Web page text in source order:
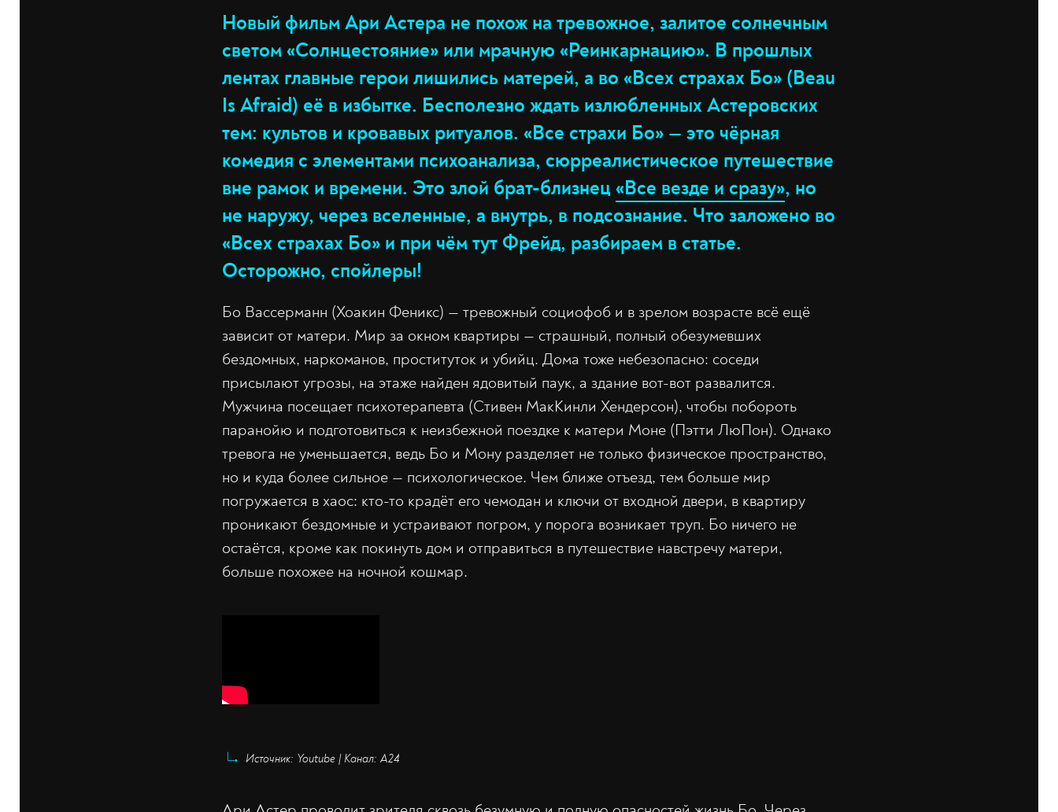
Новый фильм Ари Астера не похож на тревожное, залитое солнечным
светом «Солнцестояние» или мрачную «Реинкарнацию». В прошлых
лентах главные герои лишились матерей, а во «Всех страхах Бо» (Beau
Is Afraid) её в избытке. Бесполезно ждать излюбленных Астеровских
тем: культов и кровавых ритуалов. «Все страхи Бо» — это чёрная
комедия с элементами психоанализа, сюрреалистическое путешествие
вне рамок и времени. Это злой брат-близнец «Все везде и сразу», но
не наружу, через вселенные, а внутрь, в подсознание. Что заложено во
«Всех страхах Бо» и при чём тут Фрейд, разбираем в статье.
Осторожно, спойлеры!
Бо Вассерманн (Хоакин Феникс) — тревожный социофоб и в зрелом возрасте всё ещё
зависит от матери. Мир за окном квартиры — страшный, полный обезумевших
бездомных, наркоманов, проституток и убийц. Дома тоже небезопасно: соседи
присылают угрозы, на этаже найден ядовитый паук, а здание вот-вот развалится.
Мужчина посещает психотерапевта (Стивен МакКинли Хендерсон), чтобы побороть
паранойю и подготовиться к неизбежной поездке к матери Моне (Пэтти ЛюПон). Однако
тревога не уменьшается, ведь Бо и Мону разделяет не только физическое пространство,
но и куда более сильное — психологическое. Чем ближе отъезд, тем больше мир
погружается в хаос: кто-то крадёт его чемодан и ключи от входной двери, в квартиру
проникают бездомные и устраивают погром, у порога возникает труп. Бо ничего не
остаётся, кроме как покинуть дом и отправиться в путешествие навстречу матери,
больше похожее на ночной кошмар.
Источник: Youtube | Канал: А24